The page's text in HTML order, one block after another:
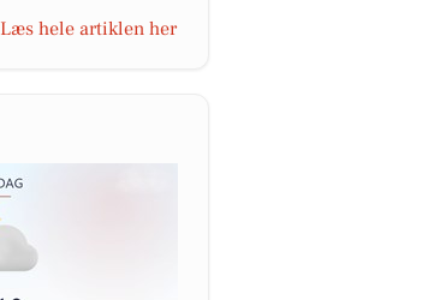
Læs hele artiklen her